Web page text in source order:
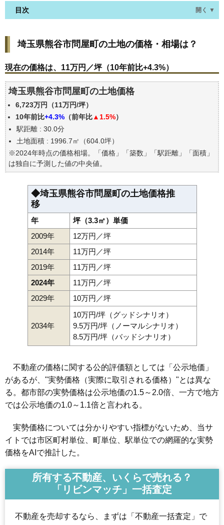
目次 開く ▼
現在の価格は、11万円／坪（10年前比+4.3%）
価格を詳細に分析しよう
埼玉県熊谷市問屋町の土地の過去の売買事例
公示地価はいくら
エリアの将来性を人口予想から検討しよう
自分の年収でいくらの不動産が買える？
埼玉県熊谷市問屋町の土地の価格・相場は？
現在の価格は、11万円／坪（10年前比+4.3%）
埼玉県熊谷市問屋町の土地価格
6,723万円（11万円/坪）
10年前比+4.3% （前年比▲1.5%）
駅距離 : 30.0分
土地面積 : 1996.7㎡（604.0坪）
※2024年時点の価格相場。「価格」「築数」「駅距離」「面積」
は独自に予測した値の中央値。
◆埼玉県熊谷市問屋町の土地価格推
移
年
坪（3.3㎡）単価
2009年
12万円／坪
2014年
11万円／坪
2019年
11万円／坪
2024年
11万円／坪
2029年
10万円／坪
2034年
10万円/坪（グッドシナリオ）
9.5万円/坪（ノーマルシナリオ）
8.5万円/坪（バッドシナリオ）
不動産の価格に関する公的評価額としては「公示地価」
があるが、"実勢価格（実際に取引される価格）"とは異な
る。都市部の実勢価格は公示地価の1.5～2.0倍、一方で地方
では公示地価の1.0～1.1倍と言われる。
実勢価格については分かりやすい指標がないため、当サ
イトでは市区町村単位、町単位、駅単位での網羅的な実勢
価格をAIで推計した。
所有する不動産、いくらで売れる？
「リビンマッチ」一括査定
不動産を売却するなら、まずは「不動産一括査定」で